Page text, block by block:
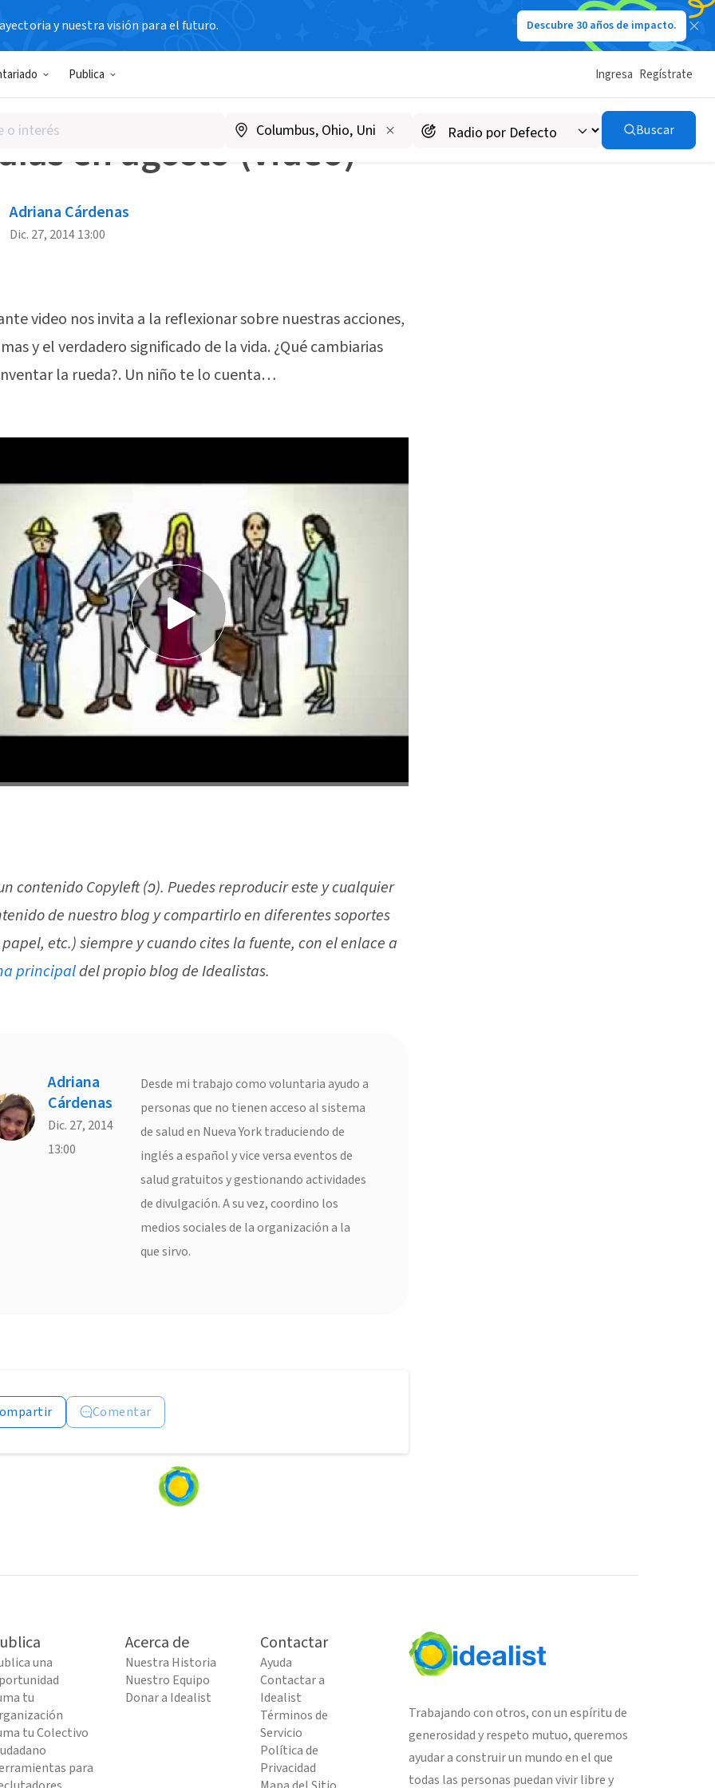
y nuestra visión para el futuro. Descubre 30 años de impacto.
Publica Ingresa Regístrate
Buscar
/ VIDEO
en agosto (video)
Adriana Cárdenas
Dic. 27, 2014 13:00
video nos invita a la reflexionar sobre nuestras acciones,
y el verdadero significado de la vida. ¿Qué cambiarias
la rueda?. Un niño te lo cuenta…
contenido Copyleft (ↄ). Puedes reproducir este y cualquier
de nuestro blog y compartirlo en diferentes soportes
etc.) siempre y cuando cites la fuente, con el enlace a
principaldel propio blog de Idealistas.
Adriana
Cárdenas
Dic. 27, 2014
13:00
Desde mi trabajo como voluntaria ayudo a
personas que no tienen acceso al sistema
de salud en Nueva York traduciendo de
inglés a español y vice versa eventos de
salud gratuitos y gestionando actividades
de divulgación. A su vez, coordino los
medios sociales de la organización a la
que sirvo.
Comentar
Loading
una
tu
tu Colectivo
para
Acerca de
Nuestra Historia
Nuestro Equipo
Donar a Idealist
Contactar
Ayuda
Contactar a
Idealist
Términos de
Servicio
Política de
Privacidad
Trabajando con otros, con un espíritu de
generosidad y respeto mutuo, queremos
ayudar a construir un mundo en el que
todas las personas puedan vivir libre y